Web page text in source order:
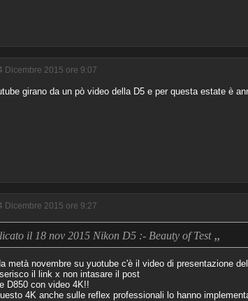
Dicembre 2015 ore 9:07
girano da un pò video della D5 e per questa estate è
Dicembre 2015 ore 9:27
il 18 nov 2015 Nikon D5 :- Beauty of Test „
metà novembre su yuotube c'è il video di presentazione
il link x non intasare il post
D850 con video 4K!!
4K anche sulle reflex professionali lo hanno